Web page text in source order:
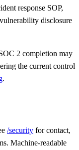
response SOP,
disclosure
2 completion may
the current control
.
/security for contact,
Machine-readable